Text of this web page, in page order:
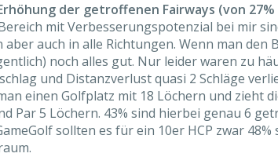
der getroffenen Fairways (von 27%
mit Verbesserungspotenzial bei mir
aber auch in alle Richtungen. Wenn man den
noch alles gut. Nur leider waren zu
und Distanzverlust quasi 2 Schläge
einen Golfplatz mit 18 Löchern und zieht
Par 5 Löchern. 43% sind hierbei genau 6
sollten es für ein 10er HCP zwar